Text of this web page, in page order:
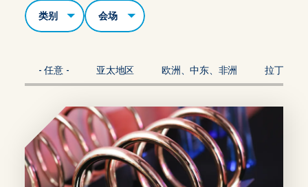
类别 场地
- 任意 - 亚太地区 欧洲、中东、非洲 拉丁美洲